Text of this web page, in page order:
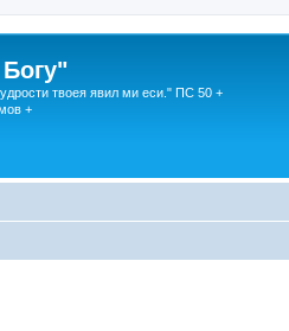
твоея явил ми еси." ПС 50 +
+